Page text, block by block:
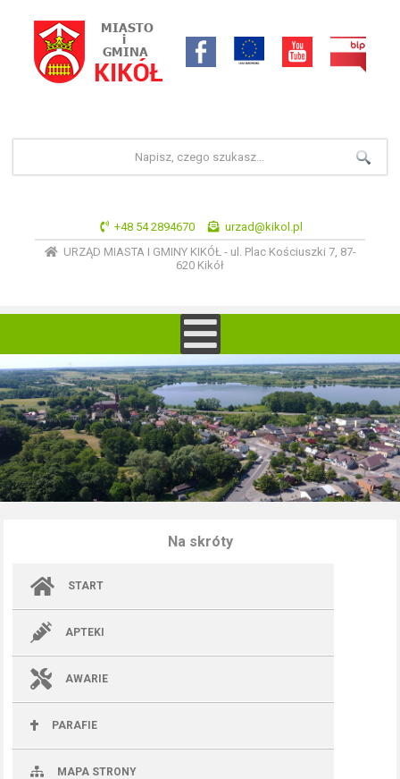
+48 54 2894670
urzad@kikol.pl
URZĄD MIASTA I GMINY KIKÓŁ - ul. Plac Kościuszki 7, 87-
620 Kikół
Na skróty
START
APTEKI
AWARIE
PARAFIE
MAPA STRONY